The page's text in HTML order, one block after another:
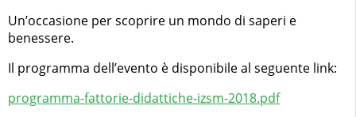
Un’occasione per scoprire un mondo di saperi e
benessere.
Il programma dell’evento è disponibile al seguente link:
programma-fattorie-didattiche-izsm-2018.pdf